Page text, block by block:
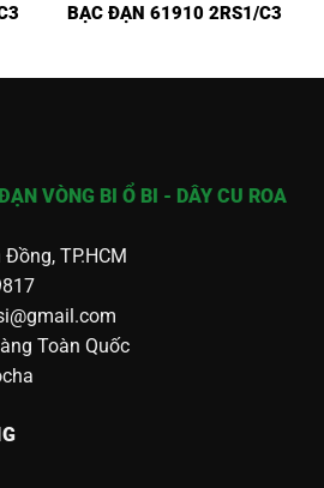
BẠC ĐẠN 61910 2RS1/C3
VÒNG BI Ổ BI - DÂY CU ROA
TP.HCM
Toàn Quốc